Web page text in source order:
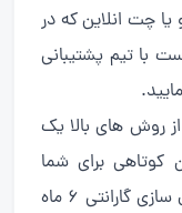
چت انلاین که در
با تیم پشتیبانی
روش های بالا یک
برای شما
ارسال شده که این کد اشتراک برای فعال سازی گارانتی ۶ ماه